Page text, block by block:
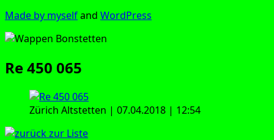
Made by mys­elfand Word­Press
Re 450 065
Zürich Alt­stet­ten | 07.04.2018 | 12:54